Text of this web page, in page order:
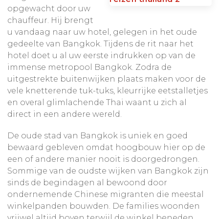
nog overal zichtbaar is.
Per trein reist u door de groene binnenlanden
van deonontdekte Isaan-regio
het soms lijkt alsof de tijd heeft stilgestaan. Hier
ervaart u het dagelijkse leven van het platteland
en maakt u kennis met een totaal ander Thailand
dan veel reizigers zien. De reis eindigt in het
sfeervolle stadjeChanthaburi, vanwaar u
terugreist naar Bangkok. Desgewenst kunt u uw
reis verlengen met een ontspannen verblijf op
Koh Kood, waar u in alle rust geniet van
Op veel plekken bieden wijbijzondere
activiteitenaan die uw reis verdiepen volgens
onze vijf Dimsum-belevingen: actief (wandelen
en fietsen),avontuurlijkvoor wie wil (off the
beaten track),verdiepingin cultuur, natuur en
geschiedenis, voloplokale belevingmet
persoonlijke meet-a-local-activiteiten en
uiteraard veel aandacht voor foodies.
opgewacht door uw
chauffeur. Hij brengt
u vandaag naar uw hotel, gelegen in het oude
gedeelte van Bangkok. Tijdens de rit naar het
hotel doet u al uw eerste indrukken op van de
immense metropool Bangkok. Zodra de
uitgestrekte buitenwijken plaats maken voor de
vele knetterende tuk-tuks, kleurrijke eetstalletjes
en overal glimlachende Thai waant u zich al
direct in een andere wereld.
De oude stad van Bangkok is uniek en goed
bewaard gebleven omdat hoogbouw hier op de
een of andere manier nooit is doorgedrongen.
Sommige van de oudste wijken van Bangkok zijn
sinds de begindagen al bewoond door
ondernemende Chinese migranten die meestal
winkelpanden bouwden. De families woonden